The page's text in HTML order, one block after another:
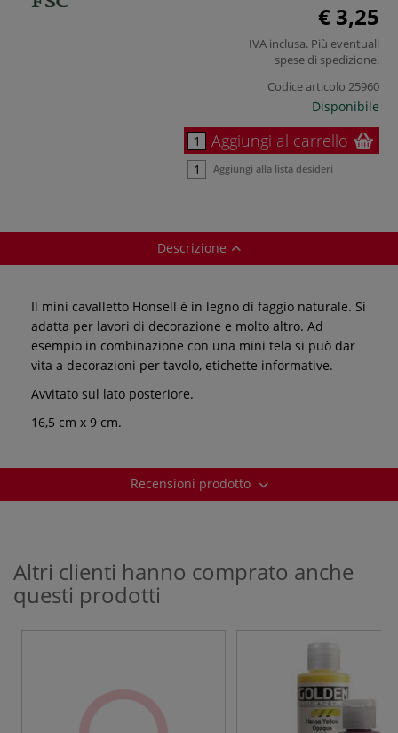
€ 3,25
IVA inclusa. Più eventuali
spese di spedizione.
Codice articolo 25960
Disponibile
Aggiungi al carrello
Aggiungi alla lista desideri
Descrizione
Il mini cavalletto Honsell è in legno di faggio naturale. Si
adatta per lavori di decorazione e molto altro. Ad
esempio in combinazione con una mini tela si può dar
vita a decorazioni per tavolo, etichette informative.
Avvitato sul lato posteriore.
16,5 cm x 9 cm.
Recensioni prodotto
Altri clienti hanno comprato anche
questi prodotti